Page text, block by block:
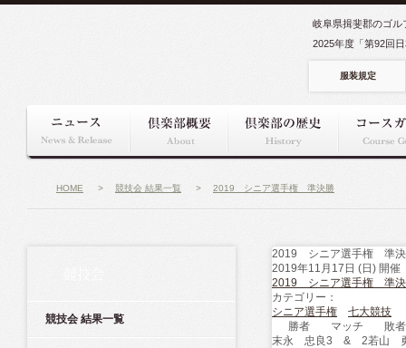
岐阜県揖斐郡のゴル
2025年度「第92回
服装規定
HOME > 競技会 結果一覧 > 2019 シニア選手権 準決勝
競技会 結果一覧
2019 シニア選手権 準
2019年11月17日 (日) 開催
2019 シニア選手権 準
カテゴリー：
シニア選手権
七大競技
勝者
マッチ
敗者
末永 忠良3 & 2若山